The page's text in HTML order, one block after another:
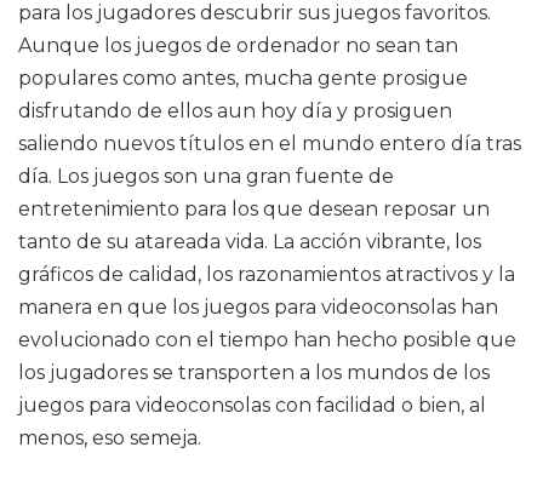
para los jugadores descubrir sus juegos favoritos.
Aunque los juegos de ordenador no sean tan
populares como antes, mucha gente prosigue
disfrutando de ellos aun hoy día y prosiguen
saliendo nuevos títulos en el mundo entero día tras
día. Los juegos son una gran fuente de
entretenimiento para los que desean reposar un
tanto de su atareada vida. La acción vibrante, los
gráficos de calidad, los razonamientos atractivos y la
manera en que los juegos para videoconsolas han
evolucionado con el tiempo han hecho posible que
los jugadores se transporten a los mundos de los
juegos para videoconsolas con facilidad o bien, al
menos, eso semeja.